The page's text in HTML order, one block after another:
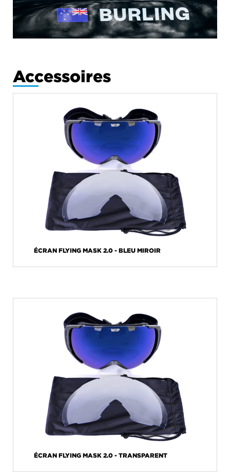
Accessoires
ÉCRAN FLYING MASK 2.0 - BLEU MIROIR
ÉCRAN FLYING MASK 2.0 - TRANSPARENT